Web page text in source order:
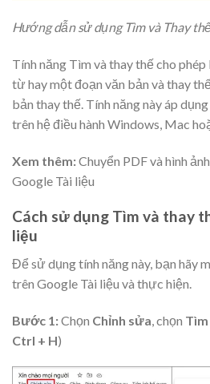
Hướng dẫn sử dụng Tìm và Thay
Tính năng Tìm và thay thế cho
từ hay một đoạn văn bản và thay
bản thay thế. Tính năng này áp
trên hệ điều hành Windows, Mac
Xem thêm:Chuyển PDF và hình
Google Tài liệu
Cách sử dụng Tìm và thay
liệu
Để sử dụng tính năng này, bạn hãy
trên Google Tài liệu và thực hiện.
Bước 1:Chọn Chỉnh sửa , chọn
Ctrl + H)